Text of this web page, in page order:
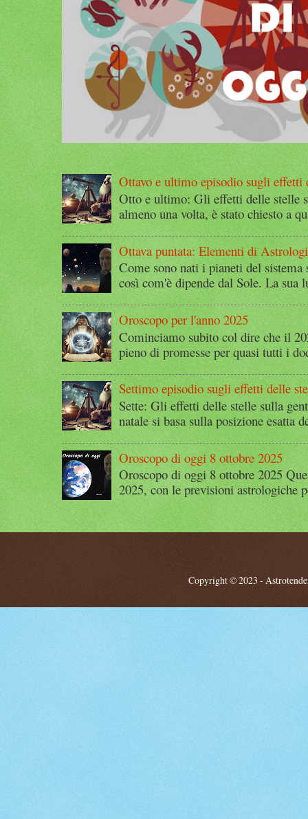
Ottavo e ultimo episodio sugli effetti
Otto e ultimo: Gli effetti delle stelle
almeno una volta, è stato chiesto a
Ottava puntata: Elementi di
Come sono nati i pianeti del
così com'è dipende dal Sole. La sua
Oroscopo per l'anno 2025
Cominciamo subito col dire che il
pieno di promesse per quasi tutti i
Settimo episodio sugli effetti delle
Sette: Gli effetti delle stelle sulla
natale si basa sulla posizione esatta
Oroscopo di oggi 8 ottobre 2025
Oroscopo di oggi 8 ottobre 2025
2025, con le previsioni astrologiche
Copyright © 2023 -